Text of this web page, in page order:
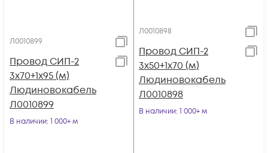
Л0010899
Провод СИП-2
3х70+1х95 (м)
Людиновокабель
Л0010899
В наличии: 1 000+ м
Л0010898
Провод СИП-2
3х50+1х70 (м)
Людиновокабель
Л0010898
В наличии: 1 000+ м